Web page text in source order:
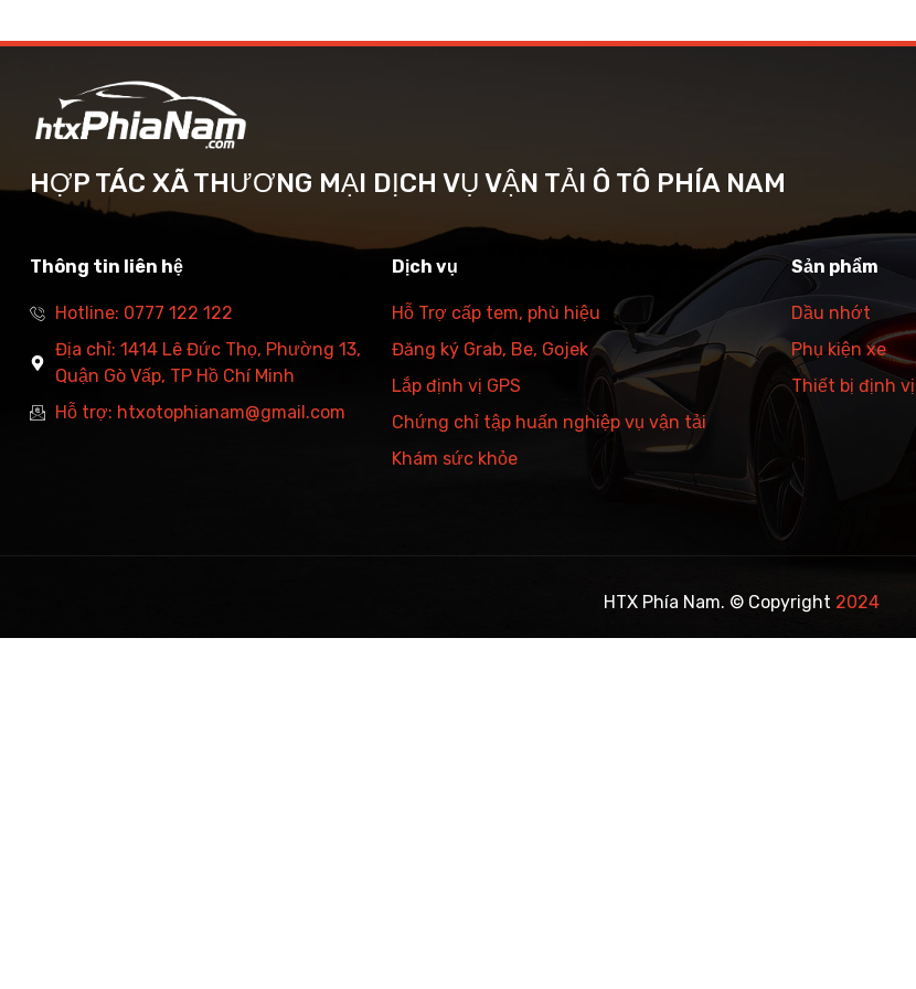
HỢP TÁC XÃ THƯƠNG MẠI DỊCH VỤ VẬN TẢI Ô TÔ PHÍA NAM
Thông tin liên hệ
Hotline: 0777 122 122
Địa chỉ: 1414 Lê Đức Thọ, Phường 13,
Quận Gò Vấp, TP Hồ Chí Minh
Hỗ trợ: htxotophianam@gmail.com
Dịch vụ
Hỗ Trợ cấp tem, phù hiệu
Đăng ký Grab, Be, Gojek
Lắp định vị GPS
Chứng chỉ tập huấn nghiệp vụ vận tải
Khám sức khỏe
Sản phẩm
Dầu nhớt
Phụ kiện xe
Thiết bị định vị
HTX Phía Nam. © Copyright 2024